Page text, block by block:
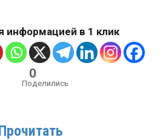
информацией в 1 клик
0
Поделились